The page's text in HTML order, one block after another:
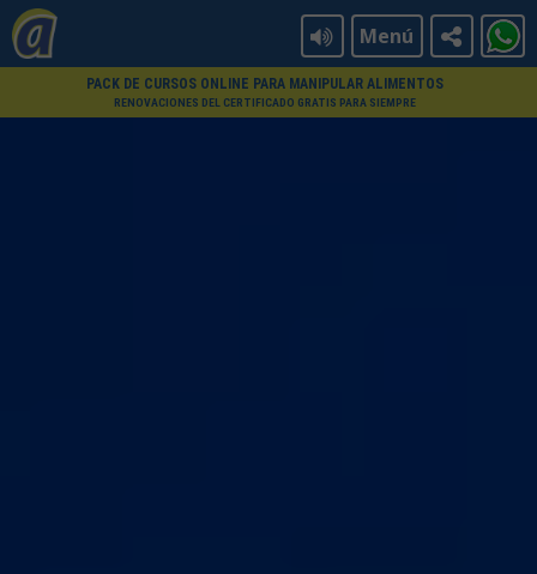
Menú
PACK DE CURSOS ONLINE PARA MANIPULAR ALIMENTOS
RENOVACIONES DEL CERTIFICADO GRATIS PARA SIEMPRE